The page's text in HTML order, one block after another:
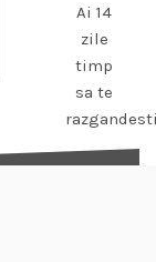
Ai 14
zile
timp
sa te